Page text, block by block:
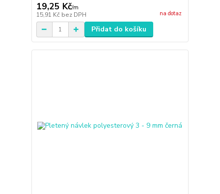
19,25 Kč/m
15,91 Kč bez DPH na dotaz
Přidat do košíku